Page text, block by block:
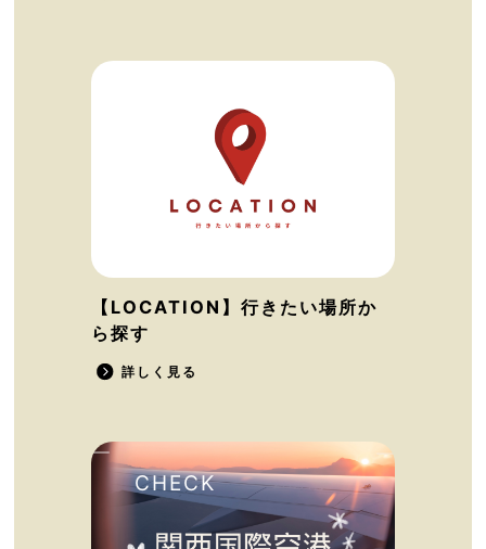
【LOCATION】行きたい場所か
ら探す
詳しく見る